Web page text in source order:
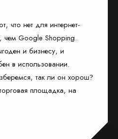
что нет для интернет-
чем Google Shopping.
и бизнесу, и
в использовании.
так ли он хорош?
площадка, на